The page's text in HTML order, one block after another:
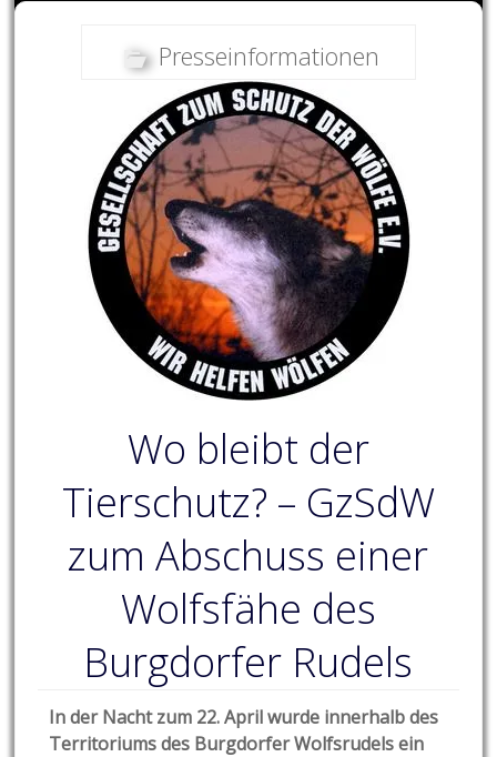
Presseinformationen
Wo bleibt der
Tierschutz? – GzSdW
zum Abschuss einer
Wolfsfähe des
Burgdorfer Rudels
In der Nacht zum 22. April wurde innerhalb des
Territoriums des Burgdorfer Wolfsrudels ein